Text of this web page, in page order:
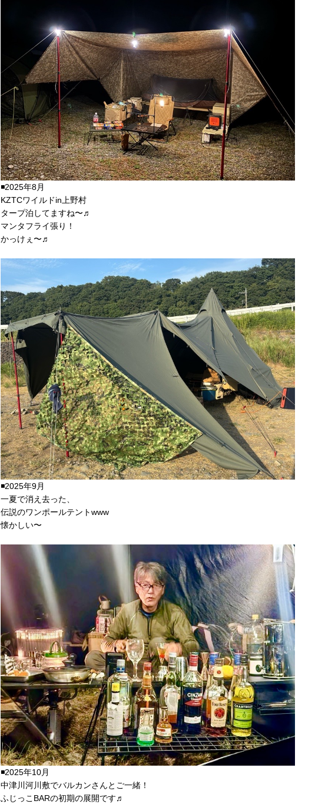
◾️2025年8月
KZTCワイルドin上野村
タープ泊してますね〜♬
マンタフライ張り！
かっけぇ〜♬
◾️2025年9月
一夏で消え去った、
伝説のワンポールテントwww
懐かしい〜
◾️2025年10月
中津川河川敷でバルカンさんとご一緒！
ふじっこBARの初期の展開です♬